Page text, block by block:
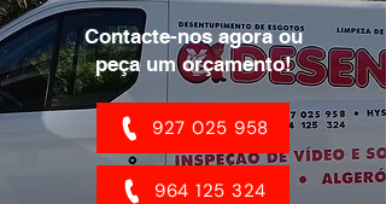
Contacte-nos agora ou
peça um orçamento!
927 025 958
964 125 324